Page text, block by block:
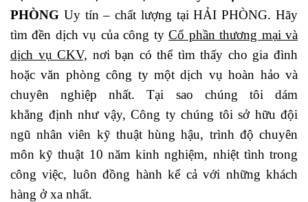
PHÒNG Uy tín – chất lượng tại HẢI PHÒNG. Hãy
tìm đền dịch vụ của công tyCổ phần thương mại và
dịch vụ CKV, nơi bạn có thể tìm thấy cho gia đình
hoặc văn phòng công ty một dịch vụ hoàn hảo và
chuyên nghiệp nhất. Tại sao chúng tôi dám
khẳng định như vậy, Công ty chúng tôi sở hữu đội
ngũ nhân viên kỹ thuật hùng hậu, trình độ chuyên
môn kỹ thuật 10 năm kinh nghiệm, nhiệt tình trong
công việc, luôn đồng hành kể cả với những khách
hàng ở xa nhất.